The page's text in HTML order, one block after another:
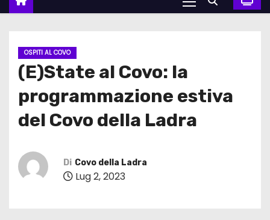
OSPITI AL COVO
(E)State al Covo: la
programmazione estiva
del Covo della Ladra
Di Covo della Ladra
Lug 2, 2023